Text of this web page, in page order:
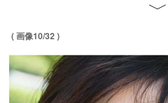
( 画像10/32 )